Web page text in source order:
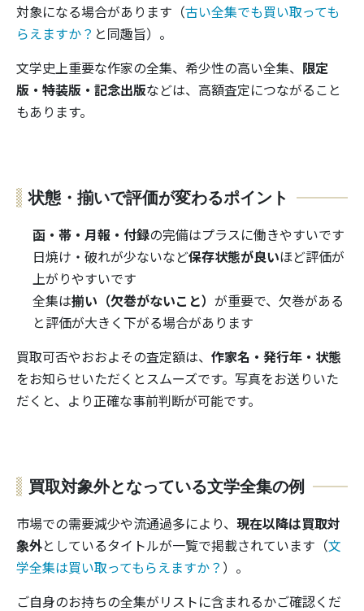
対象になる場合があります（古い全集でも買い取っても
らえますか？ と同趣旨）。
文学史上重要な作家の全集、希少性の高い全集、 限定
版・特装版・記念出版などは、高額査定につながること
もあります。
状態・揃いで評価が変わるポイント
函・帯・月報・付録の完備はプラスに働きやすいです
日焼け・破れが少ないなど保存状態が良いほど評価が
上がりやすいです
全集は揃い（欠巻がないこと） が重要で、欠巻がある
と評価が大きく下がる場合があります
買取可否やおおよその査定額は、 作家名・発行年・状態
をお知らせいただくとスムーズです。写真をお送りいた
だくと、より正確な事前判断が可能です。
買取対象外となっている文学全集の例
市場での需要減少や流通過多により、 現在以降は買取対
象外としているタイトルが一覧で掲載されています（文
学全集は買い取ってもらえますか？ ）。
ご自身のお持ちの全集がリストに含まれるかご確認くだ